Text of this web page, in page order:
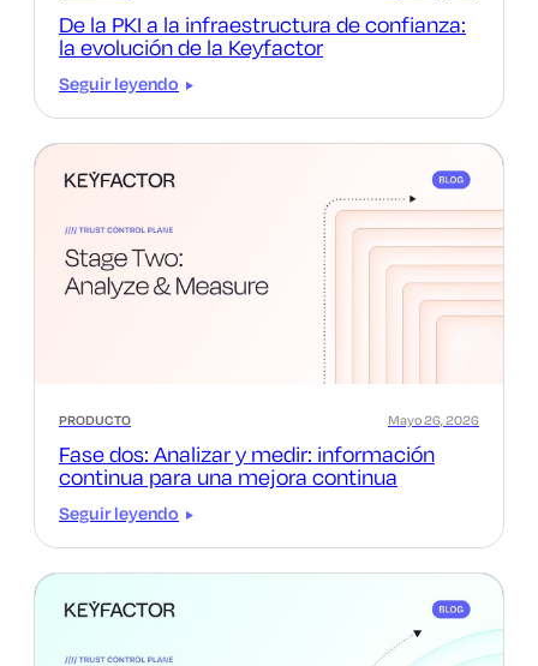
De la PKI a la infraestructura de confianza:
la evolución de la Keyfactor
Seguir leyendo
PRODUCTO
Fase dos: Analizar y medir: información
continua para una mejora continua
Mayo 26, 2026
Seguir leyendo